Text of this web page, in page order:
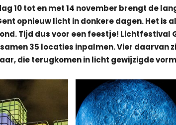
10 tot en met 14 november brengt de
opnieuw licht in donkere dagen. Het is
Tijd dus voor een feestje!
35 locaties inpalmen. Vier daarvan
die terugkomen in licht gewijzigde